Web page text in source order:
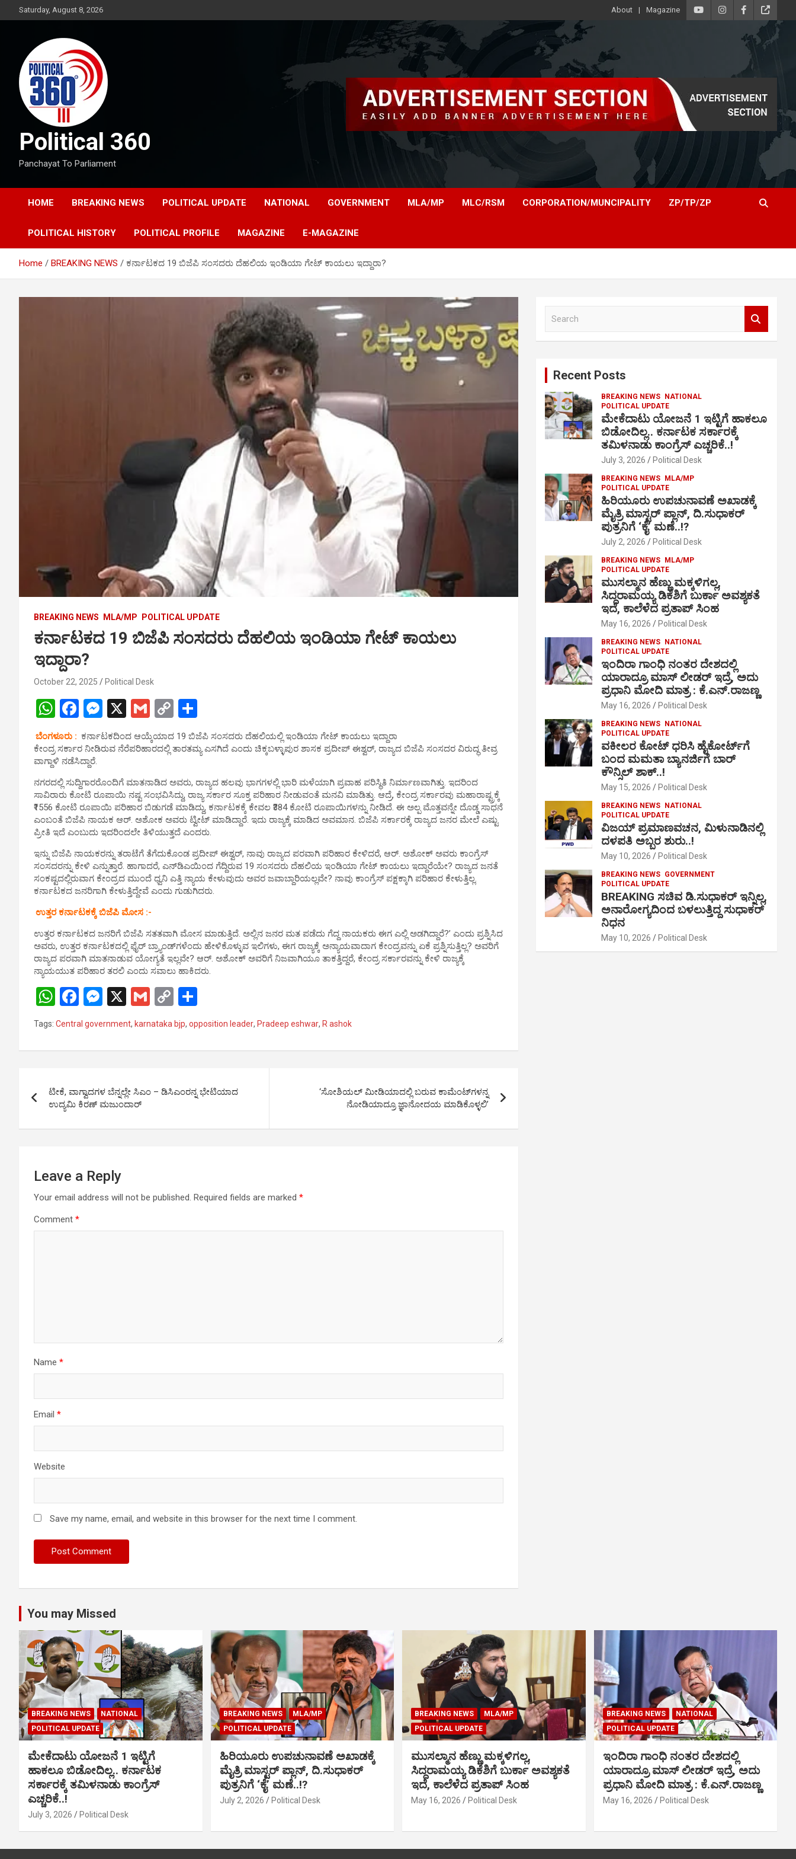
to
Saturday, August 8, 2026 About Magazine
Political 360
Panchayat To Parliament
HOME BREAKING NEWS POLITICAL UPDATE NATIONAL GOVERNMENT MLA/MP MLC/RSM CORPORATION/MUNCIPALITY ZP/TP/ZP
POLITICAL HISTORY POLITICAL PROFILE MAGAZINE E-MAGAZINE
Home BREAKING NEWS ಕರ್ನಾಟಕದ 19 ಬಿಜೆಪಿ ಸಂಸದರು ದೆಹಲಿಯ ಇಂಡಿಯಾ ಗೇಟ್ ಕಾಯಲು ಇದ್ದಾರಾ?
BREAKING NEWS MLA/MP POLITICAL UPDATE
ಕರ್ನಾಟಕದ 19 ಬಿಜೆಪಿ ಸಂಸದರು ದೆಹಲಿಯ ಇಂಡಿಯಾ ಗೇಟ್ ಕಾಯಲು
ಇದ್ದಾರಾ?
October 22, 2025 Political Desk
W
h
at
s
A
p
p
F
a
ce
b
o
o
k
M
es
se
g
er
X
G
m
ail
C
o
py
n
k
h
ar
ಬೆಂಗಳೂರು : ಕರ್ನಾಟಕದಿಂದ ಆಯ್ಕೆಯಾದ 19 ಬಿಜೆಪಿ ಸಂಸದರು ದೆಹಲಿಯಲ್ಲಿ ಇಂಡಿಯಾ ಗೇಟ್ ಕಾಯಲು ಇದ್ದಾರಾ
ಕೇಂದ್ರ ಸರ್ಕಾರ ನೀಡಿರುವ ನೆರೆಪರಿಹಾರದಲ್ಲಿ ತಾರತಮ್ಯ ಎಸಗಿದೆ ಎಂದು ಚಿಕ್ಕಬಳ್ಳಾಪುರ ಶಾಸಕ ಪ್ರದೀಪ್ ಈಶ್ವರ್, ರಾಜ್ಯದ ಬಿಜೆಪಿ ಸಂಸದರ ವಿರುದ್ಧ ತೀವ್ರ
ವಾಗ್ದಾಳಿ ನಡೆಸಿದ್ದಾರೆ.
ನಗರದಲ್ಲಿ ಸುದ್ದಿಗಾರರೊಂದಿಗೆ ಮಾತನಾಡಿದ ಅವರು, ರಾಜ್ಯದ ಹಲವು ಭಾಗಗಳಲ್ಲಿ ಭಾರಿ ಮಳೆಯಾಗಿ ಪ್ರವಾಹ ಪರಿಸ್ಥಿತಿ ನಿರ್ಮಾಣವಾಗಿತ್ತು. ಇದರಿಂದ
ಸಾವಿರಾರು ಕೋಟಿ ರೂಪಾಯಿ ನಷ್ಟ ಸಂಭವಿಸಿದ್ದು, ರಾಜ್ಯ ಸರ್ಕಾರ ಸೂಕ್ತ ಪರಿಹಾರ ನೀಡುವಂತೆ ಮನವಿ ಮಾಡಿತ್ತು. ಆದ್ರೆ, ಕೇಂದ್ರ ಸರ್ಕಾರವು ಮಹಾರಾಷ್ಟ್ರಕ್ಕೆ
₹1556 ಕೋಟಿ ರೂಪಾಯಿ ಪರಿಹಾರ ಬಿಡುಗಡೆ ಮಾಡಿದ್ದು, ಕರ್ನಾಟಕಕ್ಕೆ ಕೇವಲ ₹384 ಕೋಟಿ ರೂಪಾಯಿಗಳನ್ನು ನೀಡಿದೆ. ಈ ಅಲ್ಪ ಮೊತ್ತವನ್ನೇ ದೊಡ್ಡ ಸಾಧನೆ
ಎಂಬಂತೆ ಬಿಜೆಪಿ ನಾಯಕ ಆರ್. ಅಶೋಕ ಅವರು ಟ್ವೀಟ್ ಮಾಡಿದ್ದಾರೆ. ಇದು ರಾಜ್ಯಕ್ಕೆ ಮಾಡಿದ ಅವಮಾನ. ಬಿಜೆಪಿ ಸರ್ಕಾರಕ್ಕೆ ರಾಜ್ಯದ ಜನರ ಮೇಲೆ ಎಷ್ಟು
ಪ್ರೀತಿ ಇದೆ ಎಂಬುದು ಇದರಿಂದಲೇ ತಿಳಿಯುತ್ತದೆ ಎಂದರು.
ಇನ್ನು ಬಿಜೆಪಿ ನಾಯಕರನ್ನು ತರಾಟೆಗೆ ತೆಗೆದುಕೊಂಡ ಪ್ರದೀಪ್ ಈಶ್ವರ್, ನಾವು ರಾಜ್ಯದ ಪರವಾಗಿ ಪರಿಹಾರ ಕೇಳಿದರೆ, ಆರ್. ಅಶೋಕ್ ಅವರು ಕಾಂಗ್ರೆಸ್
ಸಂಸದರನ್ನು ಕೇಳಿ ಎನ್ನುತ್ತಾರೆ. ಹಾಗಾದರೆ, ಎನ್‌ಡಿಎಯಿಂದ ಗೆದ್ದಿರುವ 19 ಸಂಸದರು ದೆಹಲಿಯ ಇಂಡಿಯಾ ಗೇಟ್ ಕಾಯಲು ಇದ್ದಾರೆಯೇ? ರಾಜ್ಯದ ಜನತೆ
ಸಂಕಷ್ಟದಲ್ಲಿರುವಾಗ ಕೇಂದ್ರದ ಮುಂದೆ ಧ್ವನಿ ಎತ್ತಿ ನ್ಯಾಯ ಕೇಳುವುದು ಅವರ ಜವಾಬ್ದಾರಿಯಲ್ಲವೇ? ನಾವು ಕಾಂಗ್ರೆಸ್ ಪಕ್ಷಕ್ಕಾಗಿ ಪರಿಹಾರ ಕೇಳುತ್ತಿಲ್ಲ.
ಕರ್ನಾಟಕದ ಜನರಿಗಾಗಿ ಕೇಳುತ್ತಿದ್ದೇವೆ ಎಂದು ಗುಡುಗಿದರು.
ಉತ್ತರ ಕರ್ನಾಟಕಕ್ಕೆ ಬಿಜೆಪಿ ಮೋಸ :-
ಉತ್ತರ ಕರ್ನಾಟಕದ ಜನರಿಗೆ ಬಿಜೆಪಿ ಸತತವಾಗಿ ಮೋಸ ಮಾಡುತ್ತಿದೆ. ಅಲ್ಲಿನ ಜನರ ಮತ ಪಡೆದು ಗೆದ್ದ ನಾಯಕರು ಈಗ ಎಲ್ಲಿ ಅಡಗಿದ್ದಾರೆ?’ ಎಂದು ಪ್ರಶ್ನಿಸಿದ
ಅವರು, ಉತ್ತರ ಕರ್ನಾಟಕದಲ್ಲಿ ಫೈರ್ ಬ್ರ್ಯಾಂಡ್‌ಗಳೆಂದು ಹೇಳಿಕೊಳ್ಳುವ ಇಲಿಗಳು, ಈಗ ರಾಜ್ಯಕ್ಕೆ ಅನ್ಯಾಯವಾದಾಗ ಕೇಂದ್ರವನ್ನು ಏಕೆ ಪ್ರಶ್ನಿಸುತ್ತಿಲ್ಲ? ಅವರಿಗೆ
ರಾಜ್ಯದ ಪರವಾಗಿ ಮಾತನಾಡುವ ಯೋಗ್ಯತೆ ಇಲ್ಲವೇ? ಆರ್. ಅಶೋಕ್ ಅವರಿಗೆ ನಿಜವಾಗಿಯೂ ತಾಕತ್ತಿದ್ದರೆ, ಕೇಂದ್ರ ಸರ್ಕಾರವನ್ನು ಕೇಳಿ ರಾಜ್ಯಕ್ಕೆ
ನ್ಯಾಯಯುತ ಪರಿಹಾರ ತರಲಿ ಎಂದು ಸವಾಲು ಹಾಕಿದರು.
W
h
at
s
p
p
F
a
ce
b
o
k
M
se
n
er
X
G
m
ail
C
o
py
Li
k
ar
e
Tags: Central government, karnataka bjp, opposition leader, Pradeep eshwar, R ashok
navigation
ಟೀಕೆ, ವಾಗ್ವಾದಗಳ ಬೆನ್ನಲ್ಲೇ ಸಿಎಂ – ಡಿಸಿಎಂರನ್ನ ಭೇಟಿಯಾದ
ಉದ್ಯಮಿ ಕಿರಣ್ ಮಜುಂದಾರ್
‘ಸೋಶಿಯಲ್‌ ಮೀಡಿಯಾದಲ್ಲಿ ಬರುವ ಕಾಮೆಂಟ್‌ಗಳನ್ನ
ನೋಡಿಯಾದ್ರೂ ಜ್ಞಾನೋದಯ ಮಾಡಿಕೊಳ್ಳಲಿ’
Leave a Reply
Your email address will not be published. Required fields are marked *
Comment *
Name *
Email *
Website
Save my name, email, and website in this browser for the next time I comment.
Recent Posts
BREAKING NEWS
NATIONAL
POLITICAL UPDATE
ಮೇಕೆದಾಟು ಯೋಜನೆ 1 ಇಟ್ಟಿಗೆ ಹಾಕಲೂ
ಬಿಡೋದಿಲ್ಲ.. ಕರ್ನಾಟಕ ಸರ್ಕಾರಕ್ಕೆ
ತಮಿಳನಾಡು ಕಾಂಗ್ರೆಸ್ ಎಚ್ಚರಿಕೆ..!
July 3, 2026 Political Desk
BREAKING NEWS
MLA/MP
POLITICAL UPDATE
ಹಿರಿಯೂರು ಉಪಚುನಾವಣೆ ಅಖಾಡಕ್ಕೆ
ಮೈತ್ರಿ ಮಾಸ್ಟರ್ ಪ್ಲಾನ್, ದಿ.ಸುಧಾಕರ್
ಪುತ್ರನಿಗೆ ‘ಕೈ’ ಮಣೆ..!?
July 2, 2026 Political Desk
BREAKING NEWS
MLA/MP
POLITICAL UPDATE
ಮುಸಲ್ಮಾನ ಹೆಣ್ಣು ಮಕ್ಕಳಿಗಲ್ಲ,
ಸಿದ್ದರಾಮಯ್ಯ ಡಿಕೆಶಿಗೆ ಬುರ್ಕಾ ಅವಶ್ಯಕತೆ
ಇದೆ, ಕಾಲೆಳೆದ ಪ್ರತಾಪ್ ಸಿಂಹ
May 16, 2026 Political Desk
BREAKING NEWS
NATIONAL
POLITICAL UPDATE
ಇಂದಿರಾ ಗಾಂಧಿ ನಂತರ ದೇಶದಲ್ಲಿ
ಯಾರಾದ್ರೂ ಮಾಸ್ ಲೀಡರ್ ಇದ್ರೆ, ಅದು
ಪ್ರಧಾನಿ ಮೋದಿ ಮಾತ್ರ : ಕೆ.ಎನ್.ರಾಜಣ್ಣ
May 16, 2026 Political Desk
BREAKING NEWS
NATIONAL
POLITICAL UPDATE
ವಕೀಲರ ಕೋಟ್ ಧರಿಸಿ ಹೈಕೋರ್ಟ್​ಗೆ
ಬಂದ ಮಮತಾ ಬ್ಯಾನರ್ಜಿಗೆ ಬಾರ್
ಕೌನ್ಸಿಲ್ ಶಾಕ್..!
May 15, 2026 Political Desk
BREAKING NEWS
NATIONAL
POLITICAL UPDATE
ವಿಜಯ್ ಪ್ರಮಾಣವಚನ, ಮಿಳುನಾಡಿನಲ್ಲಿ
ದಳಪತಿ ಅಬ್ಬರ ಶುರು..!
May 10, 2026 Political Desk
BREAKING NEWS GOVERNMENT
POLITICAL UPDATE
BREAKING ಸಚಿವ ಡಿ.ಸುಧಾಕರ್ ಇನ್ನಿಲ್ಲ,
ಅನಾರೋಗ್ಯದಿಂದ ಬಳಲುತ್ತಿದ್ದ ಸುಧಾಕರ್
ನಿಧನ
May 10, 2026 Political Desk
You may Missed
BREAKING NEWS
NATIONAL
POLITICAL UPDATE
ಮೇಕೆದಾಟು ಯೋಜನೆ 1 ಇಟ್ಟಿಗೆ
ಹಾಕಲೂ ಬಿಡೋದಿಲ್ಲ.. ಕರ್ನಾಟಕ
ಸರ್ಕಾರಕ್ಕೆ ತಮಿಳನಾಡು ಕಾಂಗ್ರೆಸ್
ಎಚ್ಚರಿಕೆ..!
July 3, 2026 Political Desk
BREAKING NEWS
MLA/MP
POLITICAL UPDATE
ಹಿರಿಯೂರು ಉಪಚುನಾವಣೆ ಅಖಾಡಕ್ಕೆ
ಮೈತ್ರಿ ಮಾಸ್ಟರ್ ಪ್ಲಾನ್, ದಿ.ಸುಧಾಕರ್
ಪುತ್ರನಿಗೆ ‘ಕೈ’ ಮಣೆ..!?
July 2, 2026 Political Desk
BREAKING NEWS
MLA/MP
POLITICAL UPDATE
ಮುಸಲ್ಮಾನ ಹೆಣ್ಣು ಮಕ್ಕಳಿಗಲ್ಲ,
ಸಿದ್ದರಾಮಯ್ಯ ಡಿಕೆಶಿಗೆ ಬುರ್ಕಾ ಅವಶ್ಯಕತೆ
ಇದೆ, ಕಾಲೆಳೆದ ಪ್ರತಾಪ್ ಸಿಂಹ
May 16, 2026 Political Desk
BREAKING NEWS
NATIONAL
POLITICAL UPDATE
ಇಂದಿರಾ ಗಾಂಧಿ ನಂತರ ದೇಶದಲ್ಲಿ
ಯಾರಾದ್ರೂ ಮಾಸ್ ಲೀಡರ್ ಇದ್ರೆ, ಅದು
ಪ್ರಧಾನಿ ಮೋದಿ ಮಾತ್ರ : ಕೆ.ಎನ್.ರಾಜಣ್ಣ
May 16, 2026 Political Desk